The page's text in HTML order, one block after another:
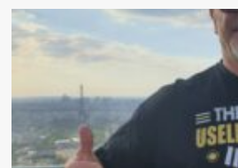
o
3.07.
Palę